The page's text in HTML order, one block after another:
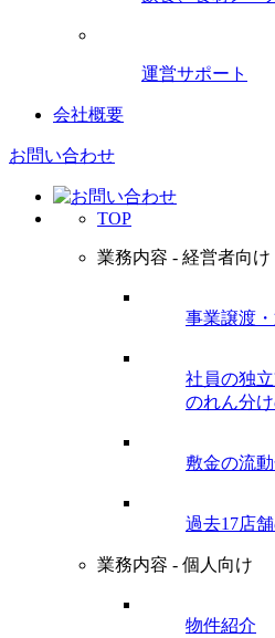
運営サポート
会社概要
お問い合わせ
TOP
業務内容 - 経営者向け
事業譲渡
社員の独
のれん分
敷金の流
過去17店
業務内容 - 個人向け
物件紹介